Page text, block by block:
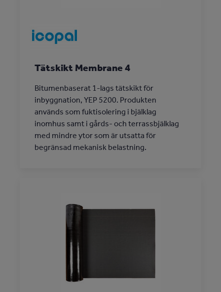
Tätskikt Membrane 4
Bitumenbaserat 1-lags tätskikt för
inbyggnation, YEP 5200. Produkten
används som fuktisolering i bjälklag
inomhus samt i gårds- och terrassbjälklag
med mindre ytor som är utsatta för
begränsad mekanisk belastning.